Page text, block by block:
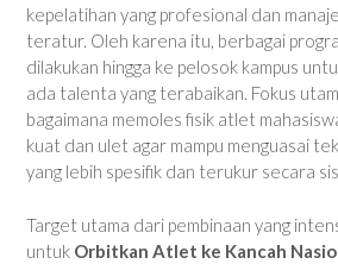
kepelatihan yang profesional dan
teratur. Oleh karena itu, berbagai
dilakukan hingga ke pelosok kampus
ada talenta yang terabaikan. Fokus
bagaimana memoles fisik atlet
kuat dan ulet agar mampu menguasai
yang lebih spesifik dan terukur secara
Target utama dari pembinaan yang
untuk Orbitkan Atlet ke Kancah